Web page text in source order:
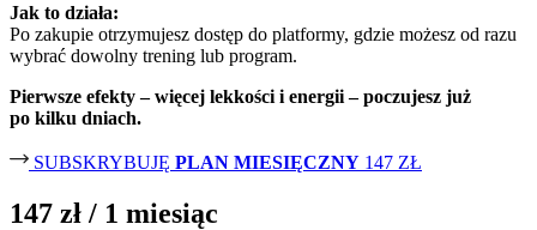
Jak to działa:
Po zakupie otrzymujesz dostęp do platformy, gdzie możesz od razu
wybrać dowolny trening lub program.
Pierwsze efekty – więcej lekkości i energii – poczujesz już
po kilku dniach.
SUBSKRYBUJĘ PLAN MIESIĘCZNY 147 ZŁ
147 zł / 1 miesiąc